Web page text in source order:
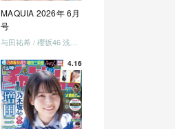
MAQUIA 2026年 6月
号
4.16